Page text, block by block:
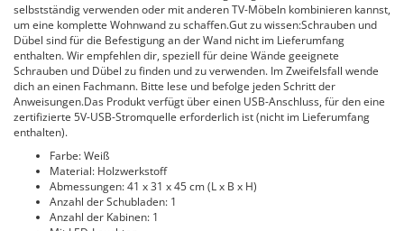
selbstständig verwenden oder mit anderen TV-Möbeln kombinieren kannst,
um eine komplette Wohnwand zu schaffen.Gut zu wissen:Schrauben und
Dübel sind für die Befestigung an der Wand nicht im Lieferumfang
enthalten. Wir empfehlen dir, speziell für deine Wände geeignete
Schrauben und Dübel zu finden und zu verwenden. Im Zweifelsfall wende
dich an einen Fachmann. Bitte lese und befolge jeden Schritt der
Anweisungen.Das Produkt verfügt über einen USB-Anschluss, für den eine
zertifizierte 5V-USB-Stromquelle erforderlich ist (nicht im Lieferumfang
enthalten).
Farbe: Weiß
Material: Holzwerkstoff
Abmessungen: 41 x 31 x 45 cm (L x B x H)
Anzahl der Schubladen: 1
Anzahl der Kabinen: 1